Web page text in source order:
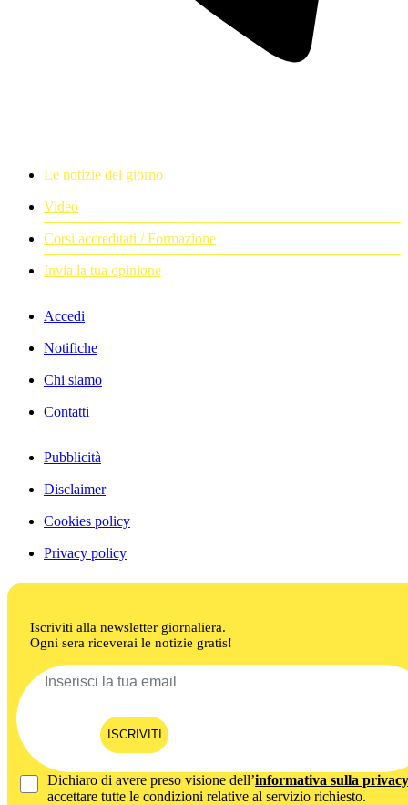
Le notizie del giorno
Video
Corsi accreditati / Formazione
Invia la tua opinione
Accedi
Notifiche
Chi siamo
Contatti
Pubblicità
Disclaimer
Cookies policy
Privacy policy
Iscriviti alla newsletter giornaliera.
Ogni sera riceverai le notizie gratis!
ISCRIVITI
Dichiaro di avere preso visione dell’informativa sulla privacy
accettare tutte le condizioni relative al servizio richiesto.